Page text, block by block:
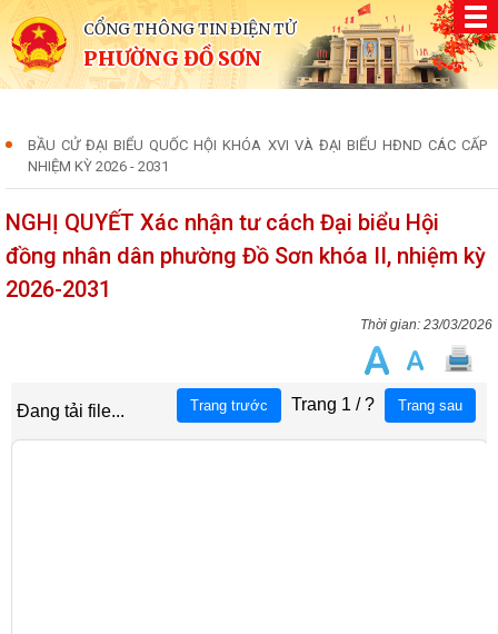
CỔNG THÔNG TIN ĐIỆN TỬ
PHƯỜNG ĐỒ SƠN
BẦU CỬ ĐẠI BIỂU QUỐC HỘI KHÓA XVI VÀ ĐẠI BIỂU HĐND CÁC CẤP
NHIỆM KỲ 2026 - 2031
NGHỊ QUYẾT Xác nhận tư cách Đại biểu Hội
đồng nhân dân phường Đồ Sơn khóa II, nhiệm kỳ
2026-2031
23/03/2026